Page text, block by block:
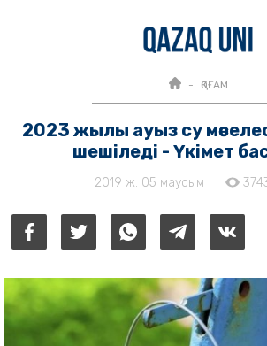
ҚОҒАМ
2023 жылы ауыз су
шешіледі - Үкімет
2019 ж. 05 маусым